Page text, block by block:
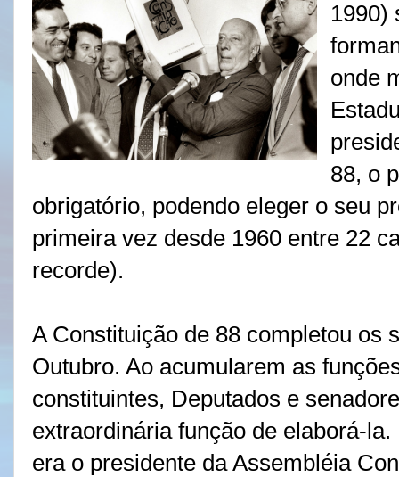
1990)
onde
88, o
obrigatório, podendo eleger o seu
primeira vez desde 1960 entre 22
recorde).
A Constituição de 88 completou os
Outubro. Ao acumularem as
constituintes, Deputados e
extraordinária função de elaborá-
era o presidente da Assembléia